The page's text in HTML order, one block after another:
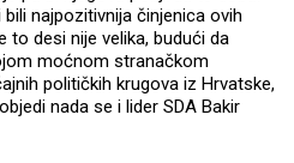
najpozitivnija činjenica ovih
to desi nije velika, budući da
moćnom stranačkom
političkih krugova iz Hrvatske,
nada se i lider SDA Bakir